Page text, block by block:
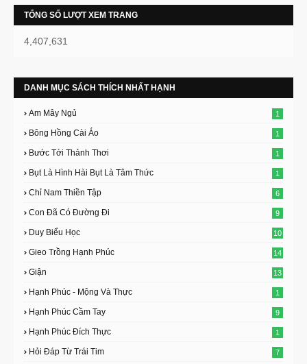
TỔNG SỐ LƯỢT XEM TRANG
4,407,631
DANH MỤC SÁCH THÍCH NHẤT HẠNH
Am Mây Ngủ 1
Bông Hồng Cài Áo 1
Bước Tới Thảnh Thơi 1
Bụt Là Hình Hài Bụt Là Tâm Thức 1
Chỉ Nam Thiền Tập 6
Con Đã Có Đường Đi 9
Duy Biểu Học 10
Gieo Trồng Hạnh Phúc 14
Giận 13
Hạnh Phúc - Mộng Và Thực 1
Hạnh Phúc Cầm Tay 9
Hạnh Phúc Đích Thực 1
Hỏi Đáp Từ Trái Tim 7